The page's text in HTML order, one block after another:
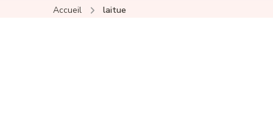
Accueil laitue